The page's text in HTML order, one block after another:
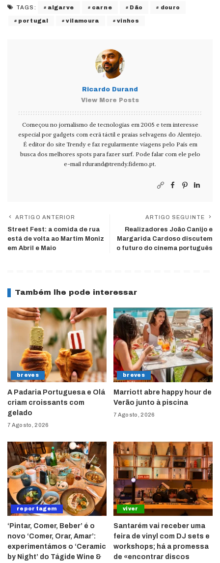
TAGS: algarve carne Dão douro
portugal vilamoura vinhos
Ricardo Durand
View More Posts
Começou no jornalismo de tecnologias em 2005 e tem interesse
especial por gadgets com ecrã táctil e praias selvagens do Alentejo.
É editor do site Trendy e faz regularmente viagens pelo País em
busca dos melhores spots para fazer surf. Pode falar com ele pelo
e-mail rdurand@trendy.fidemo.pt.
ARTIGO ANTERIOR
Street Fest: a comida de rua
está de volta ao Martim Moniz
em Abril e Maio
ARTIGO SEGUINTE
Realizadores João Canijo e
Margarida Cardoso discutem
o futuro do cinema português
Também lhe pode interessar
breves
A Padaria Portuguesa e Olá
criam croissants com
gelado
7 Agosto, 2026
breves
Marriott abre happy hour de
Verão junto à piscina
7 Agosto, 2026
reportagem
‘Pintar, Comer, Beber’ é o
novo ‘Comer, Orar, Amar’:
experimentámos o ‘Ceramic
by Night’ do Tágide Wine &
viver
Santarém vai receber uma
feira de vinyl com DJ sets e
workshops; há a promessa
de «encontrar discos